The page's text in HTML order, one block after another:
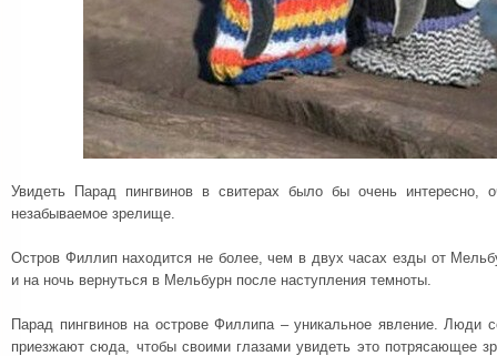
Увидеть Парад пингвинов в свитерах было бы очень интересно,
незабываемое зрелище.
Остров Филлип находится не более, чем в двух часах езды от
и на ночь вернуться в Мельбурн после наступления темноты.
Парад пингвинов на острове Филлипа – уникальное явление. Люди
приезжают сюда, чтобы своими глазами увидеть это потрясающее